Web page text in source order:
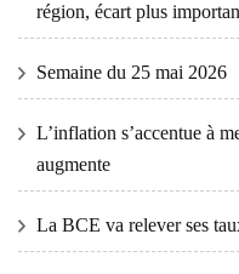
région, écart plus
Semaine du 25 mai 2026
L’inflation s’accentue à
augmente
La BCE va relever ses